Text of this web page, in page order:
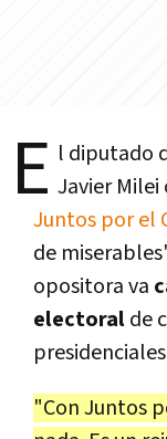
E l diputado
Javier Milei
Juntos por el
de
opositora va
electoralde
"Con Juntos